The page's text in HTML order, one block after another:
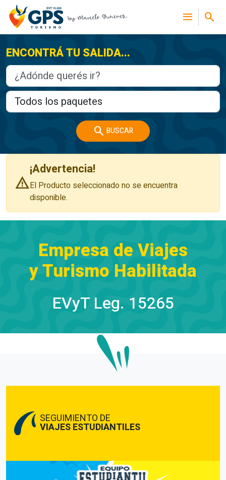
menu search
ENCONTRÁ TU SALIDA...
search BUSCAR
warning
¡Advertencia!
El Producto seleccionado no se encuentra
disponible.
Empresa de Viajes
y Turismo Habilitada
EVyT Leg. 15265
SEGUIMIENTO DE
VIAJES ESTUDIANTILES